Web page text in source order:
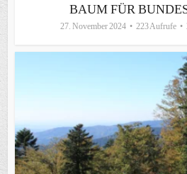
BAUM FÜR
27. November 2024 223 Aufrufe